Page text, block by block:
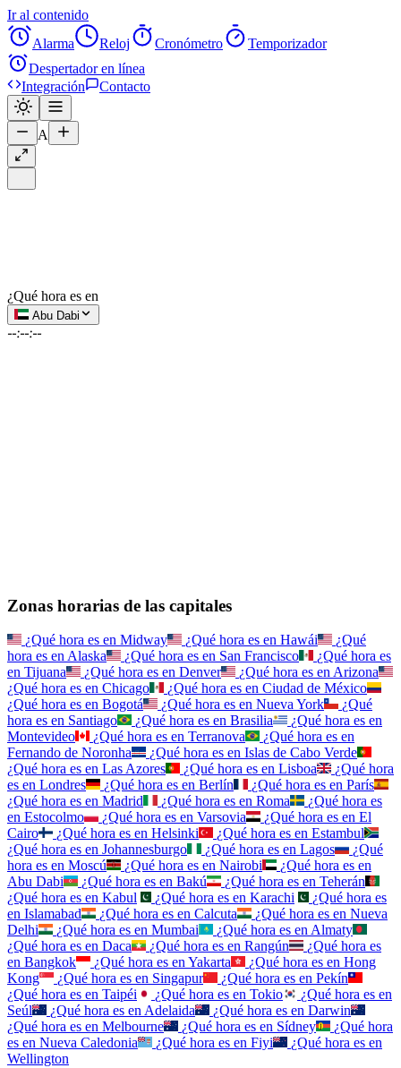
Ir al contenido
Alarma
Reloj Cronómetro
Temporizador
Despertador en línea
Integración
Contacto
A
¿Qué hora es en
Abu Dabi
--:--:--
Zonas horarias de las capitales
¿Qué hora es en Midway ¿Qué hora es en Hawái
¿Qué
hora es enAlaska ¿Qué hora es en San Francisco
¿Qué hora es
en Tijuana ¿Qué hora es en Denver ¿Qué hora es enArizona
¿Qué hora es en Chicago ¿Qué hora es en Ciudad de México
¿Qué hora es en Bogotá ¿Qué hora es en Nueva York
¿Qué
hora es en Santiago ¿Qué hora es en Brasilia
¿Qué hora es en
Montevideo
¿Qué hora es en Terranova
¿Qué hora es en
Fernando de Noronha
¿Qué hora es en Islas de Cabo Verde
¿Qué hora es en Las Azores ¿Qué hora es en Lisboa
¿Qué hora
es en Londres ¿Qué hora es en Berlín ¿Qué hora es en París
¿Qué hora es en Madrid ¿Qué hora es en Roma
¿Qué hora es
en Estocolmo ¿Qué hora es en Varsovia ¿Qué hora es en El
Cairo
¿Qué hora es en Helsinki ¿Qué hora es en Estambul
¿Qué hora es en Johannesburgo ¿Qué hora es en Lagos
¿Qué
hora es en Moscú ¿Qué hora es en Nairobi
¿Qué hora es en
Abu Dabi
¿Qué hora es en Bakú ¿Qué hora es en Teherán
¿Qué hora es en Kabul ¿Qué hora es en Karachi
¿Qué hora es
en Islamabad ¿Qué hora es en Calcuta ¿Qué hora es en Nueva
Delhi
¿Qué hora es en Mumbai ¿Qué hora es enAlmaty
¿Qué hora es en Daca ¿Qué hora es en Rangún
¿Qué hora es
en Bangkok ¿Qué hora es enYakarta ¿Qué hora es en Hong
Kong
¿Qué hora es en Singapur ¿Qué hora es en Pekín
¿Qué hora es en Taipéi ¿Qué hora es en Tokio
¿Qué hora es en
Seúl
¿Qué hora es enAdelaida ¿Qué hora es en Darwin
¿Qué hora es en Melbourne ¿Qué hora es en Sídney
¿Qué hora
es en Nueva Caledonia ¿Qué hora es en Fiyi
¿Qué hora es en
Wellington